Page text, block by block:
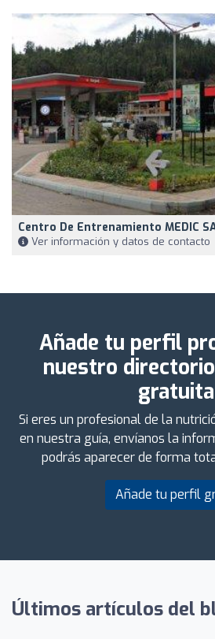
Centro De Entrenamiento MEDIC
Ver información y datos de contacto
Añade tu perfil
nuestro
gratuita
Si eres un profesional de la
en nuestra guía, envíanos la
podrás aparecer de forma
Añade tu perfil
Últimos artículos del